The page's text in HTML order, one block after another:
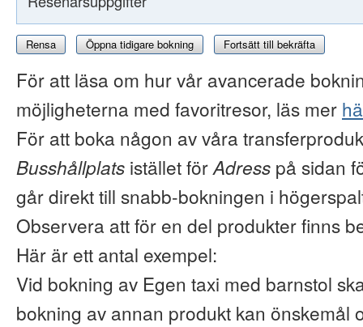
Rensa Öppna tidigare bokning Fortsätt till bekräfta
För att läsa om hur vår avancerade
möjligheterna med favoritresor, läs mer
För att boka någon av våra
Busshållplats istället förAdress på sidan
går direkt till snabb-bokningen i
Observera att för en del produkter finns
Här är ett antal exempel:
Vid bokning av Egen taxi med barnstol
bokning av annan produkt kan önskemål